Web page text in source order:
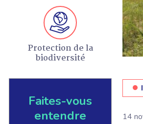
Protection de la
biodiversité
Faites-vous
entendre
14